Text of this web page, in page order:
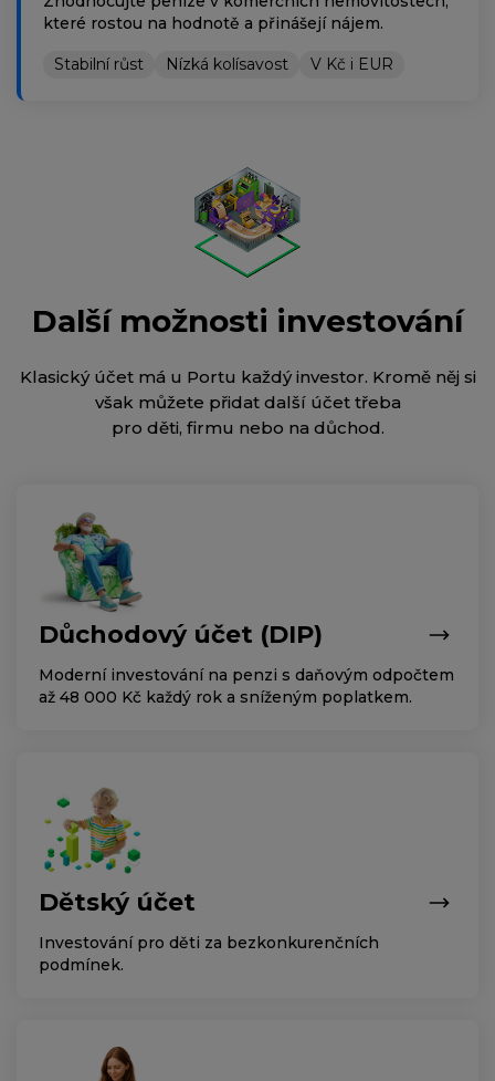
které rostou na hodnotě a přinášejí nájem.
Stabilní růst Nízká kolísavost V Kč i EUR
Další možnosti investování
Klasický účet má u Portu každý investor. Kromě něj si
však můžete přidat další účet třeba
pro děti, firmu nebo na důchod.
Důchodový účet (DIP)
Moderní investování na penzi s daňovým odpočtem
až 48 000 Kč každý rok a sníženým poplatkem.
Dětský účet
Investování pro děti za bezkonkurenčních
podmínek.